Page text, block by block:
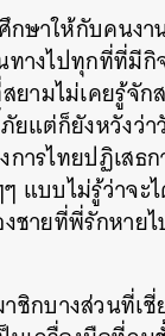
ษาให้กับคนง
างไปทุกที่ที่มีกิ
ามไม่เคยรู้จั
แต่ก็ยังหวังว่
ารไทยปฏิเสธ
แบบไม่รู้ว่าจ
ชายที่พี่รักหาย
ชิกบางส่วนที่